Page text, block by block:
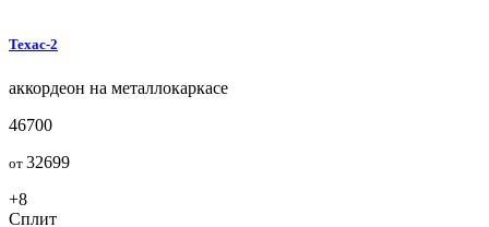
Техас-2
аккордеон на металлокаркасе
46700
от 32699
+8
Сплит